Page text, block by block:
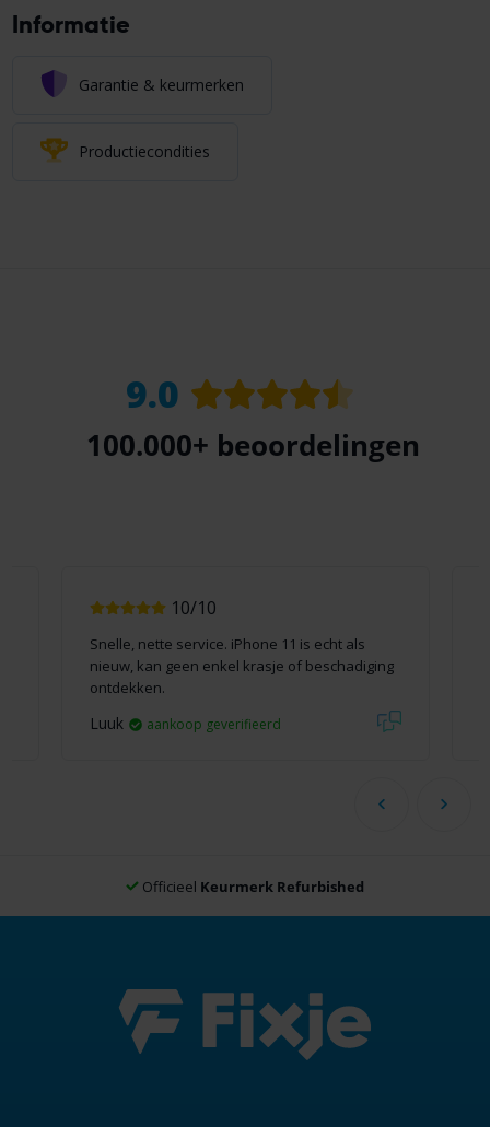
Informatie
Garantie & keurmerken
Productiecondities
9.0
100.000+ beoordelingen
10/10
Snelle, nette service. iPhone 11 is echt als
nieuw, kan geen enkel krasje of beschadiging
ontdekken.
Luuk aankoop geverifieerd
Officieel Keurmerk Refurbished